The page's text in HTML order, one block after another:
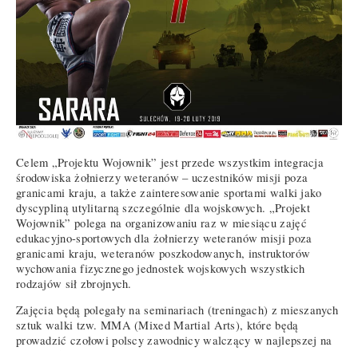
Celem „Projektu Wojownik” jest przede wszystkim integracja
środowiska żołnierzy weteranów – uczestników misji poza
granicami kraju, a także zainteresowanie sportami walki jako
dyscypliną utylitarną szczególnie dla wojskowych. „Projekt
Wojownik” polega na organizowaniu raz w miesiącu zajęć
edukacyjno-sportowych dla żołnierzy weteranów misji poza
granicami kraju, weteranów poszkodowanych, instruktorów
wychowania fizycznego jednostek wojskowych wszystkich
rodzajów sił zbrojnych.
Zajęcia będą polegały na seminariach (treningach) z mieszanych
sztuk walki tzw. MMA (Mixed Martial Arts), które będą
prowadzić czołowi polscy zawodnicy walczący w najlepszej na